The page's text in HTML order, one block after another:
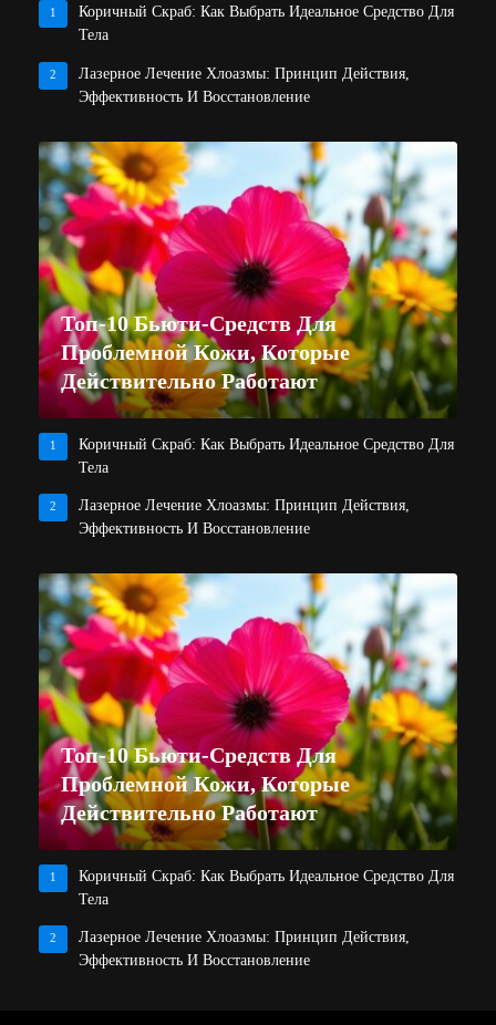
1
Коричный Скраб: Как Выбрать Идеальное Средство Для
Тела
2
Лазерное Лечение Хлоазмы: Принцип Действия,
Эффективность И Восстановление
Топ-10 Бьюти-Средств Для
Проблемной Кожи, Которые
Действительно Работают
1
Коричный Скраб: Как Выбрать Идеальное Средство Для
Тела
2
Лазерное Лечение Хлоазмы: Принцип Действия,
Эффективность И Восстановление
Топ-10 Бьюти-Средств Для
Проблемной Кожи, Которые
Действительно Работают
1
Коричный Скраб: Как Выбрать Идеальное Средство Для
Тела
2
Лазерное Лечение Хлоазмы: Принцип Действия,
Эффективность И Восстановление